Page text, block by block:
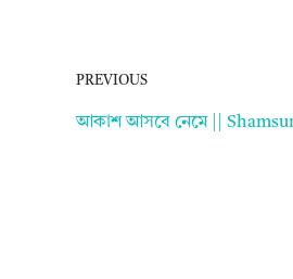
PREVIOUS
আকাশ আসবে নেমে ||